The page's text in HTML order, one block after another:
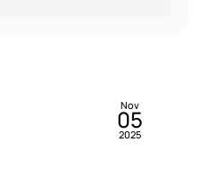
Particuliers
AU DESSUS D’UN SPA !